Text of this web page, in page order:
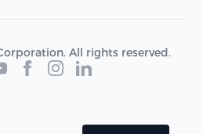
All rights reserved.